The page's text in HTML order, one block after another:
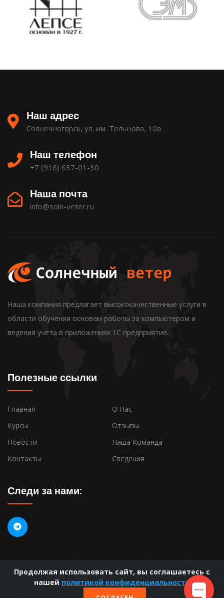
Наш адрес
Солнечногорск, ул. им. Тельнова, 10а
Наш телефон
+7 (916) 637-01-30
Наша почта
info@soln-veter.ru
Наша компания предлагает высококачественные услуги в
области обучения основам работы за компьютером и
ведения учета в приложениях 1С предприятие.
Полезные ссылки
Главная
О Нас
Курсы
Отзывы
Новости
Наша Команда
Контакты
Сведения
Следи за нами:
ООО "Солнечный Ветер"
Продолжая использовать сайт, вы соглашаетесь с
нашей политикой конфиденциальности